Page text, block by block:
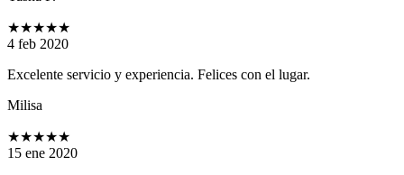
★★★★★
4 feb 2020
Excelente servicio y experiencia. Felices con el lugar.
Milisa
★★★★★
15 ene 2020